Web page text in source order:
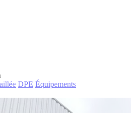
DPE Équipements